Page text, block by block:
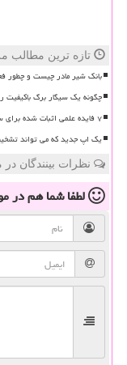
تازه ترین مطالب
بانک شیر مادر چیست و چطور
چگونه یک سیگار برگ
۷ فایده علمی اثبات شده برای سلامتی با یک فنجان قهوه روزانه
یک اپ جدید که می تواند
نظرات بینندگان
لطفا شما همدر